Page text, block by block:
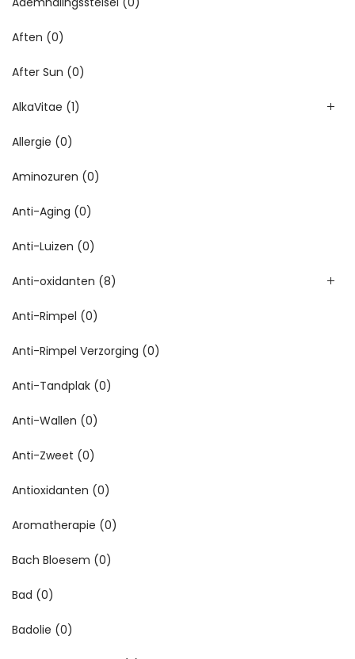
Aften (0)
After Sun (0)
AlkaVitae (1)
Allergie (0)
Aminozuren (0)
Anti-Aging (0)
Anti-Luizen (0)
Anti-oxidanten (8)
Anti-Rimpel (0)
Anti-Rimpel Verzorging (0)
Anti-Tandplak (0)
Anti-Wallen (0)
Anti-Zweet (0)
Antioxidanten (0)
Aromatherapie (0)
Bach Bloesem (0)
Bad (0)
Badolie (0)